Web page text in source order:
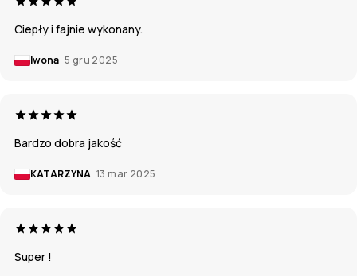
Ciepły i fajnie wykonany.
Iwona 5 gru 2025
Bardzo dobra jakość
KATARZYNA 13 mar 2025
Super !